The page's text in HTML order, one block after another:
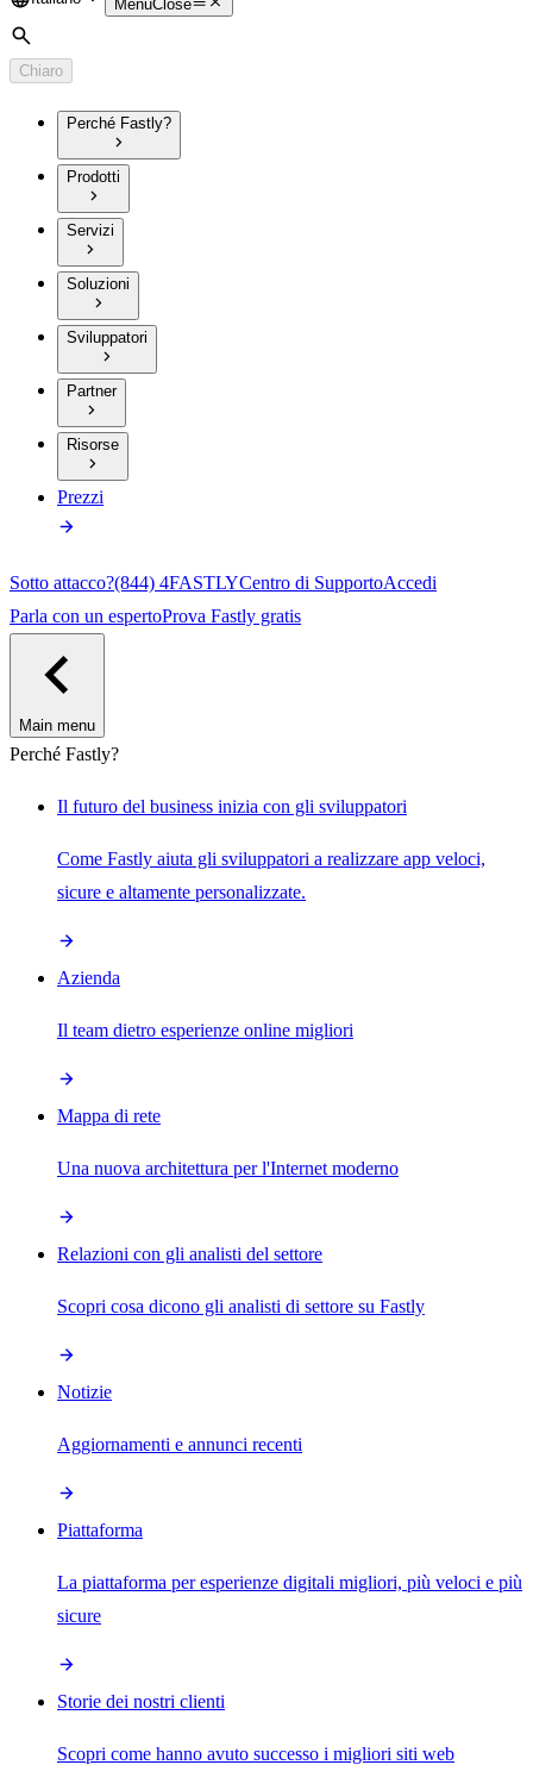
MenuClose
Cerca
Chiaro
Perché Fastly?
Prodotti
Servizi
Soluzioni
Sviluppatori
Partner
Risorse
Prezzi
Sotto attacco?(844) 4FASTLYCentro di SupportoAccedi
Parla con un espertoProva Fastly gratis
Main menu
Perché Fastly?
Il futuro del business inizia con gli sviluppatori
Come Fastly aiuta gli sviluppatori a realizzare app veloci,
sicure e altamente personalizzate.
Azienda
Il team dietro esperienze online migliori
Mappa di rete
Una nuova architettura per l'Internet moderno
Relazioni con gli analisti del settore
Scopri cosa dicono gli analisti di settore su Fastly
Notizie
Aggiornamenti e annunci recenti
Piattaforma
La piattaforma per esperienze digitali migliori, più veloci e più
sicure
Storie dei nostri clienti
Scopri come hanno avuto successo i migliori siti web